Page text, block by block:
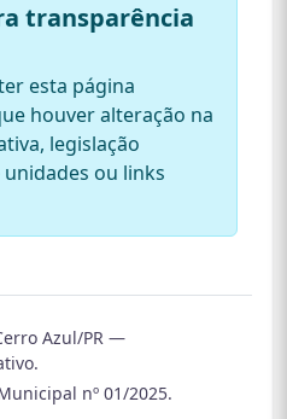
transparência
esta página
houver alteração na
legislação
ou links
Azul/PR —
nº 01/2025.